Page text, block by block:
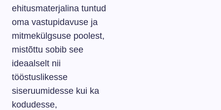
ehitusmaterjalina tuntud
oma vastupidavuse ja
mitmekülgsuse poolest,
mistõttu sobib see
ideaalselt nii
tööstuslikesse
siseruumidesse kui ka
kodudesse,